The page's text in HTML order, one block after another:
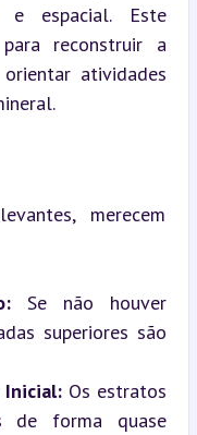
e espacial. Este
reconstruir a
atividades
merecem
Se não houver
superiores são
Inicial: Os estratos
de forma quase